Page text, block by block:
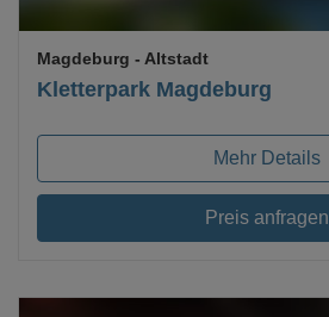
Kletterpark Magdeburg
Magdeburg - Altstadt
Mehr Details
Preis anfragen